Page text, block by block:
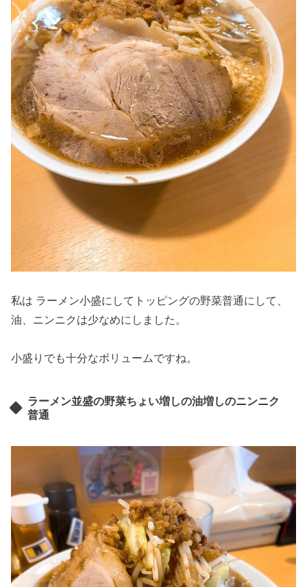
私は ラーメン小盛にしてトッピングの野菜普通にして、
油、ニンニクは少なめにしました。
小盛りでも十分なボリュームですね。
ラーメン並盛の野菜ちょい増しの油増しのニンニク
普通